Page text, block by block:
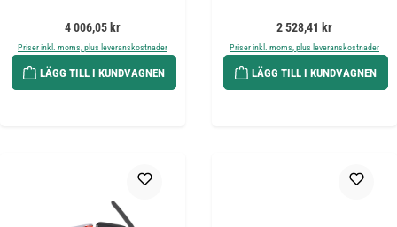
Ordinarie pris:
4 006,05 kr
Priser inkl. moms, plus leveranskostnader
LÄGG TILL I KUNDVAGNEN
Ordinarie pris:
2 528,41 kr
Priser inkl. moms, plus leveranskostnader
LÄGG TILL I KUNDVAGNEN